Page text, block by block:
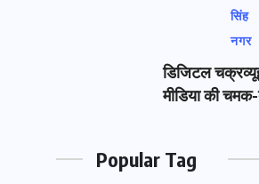
सिंह
नगर
डिजिटल
मीडिया की
Popular Tag